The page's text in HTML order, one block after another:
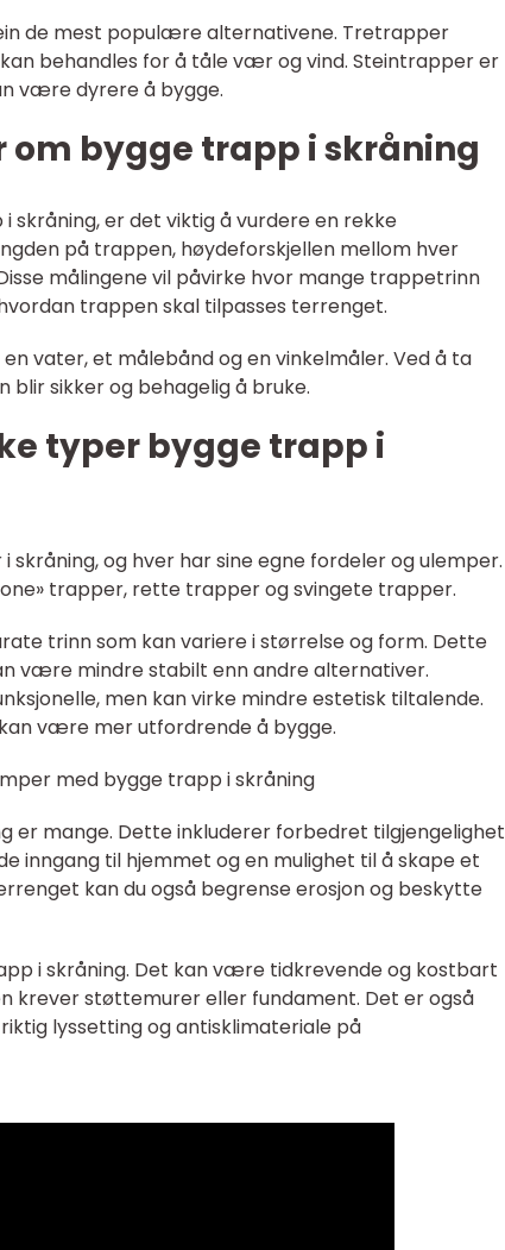
de mest populære alternativene. Tretrapper
behandles for å tåle vær og vind. Steintrapper er
være dyrere å bygge.
bygge trapp i skråning
skråning, er det viktig å vurdere en rekke
på trappen, høydeforskjellen mellom hver
målingene vil påvirke hvor mange trappetrinn
trappen skal tilpasses terrenget.
vater, et målebånd og en vinkelmåler. Ved å ta
blir sikker og behagelig å bruke.
typer bygge trapp i
og hver har sine egne fordeler og ulemper.
trapper, rette trapper og svingete trapper.
trinn som kan variere i størrelse og form. Dette
være mindre stabilt enn andre alternativer.
men kan virke mindre estetisk tiltalende.
være mer utfordrende å bygge.
med bygge trapp i skråning
er mange. Dette inkluderer forbedret tilgjengelighet
inngang til hjemmet og en mulighet til å skape et
kan du også begrense erosjon og beskytte
i skråning. Det kan være tidkrevende og kostbart
krever støttemurer eller fundament. Det er også
lyssetting og antisklimateriale på